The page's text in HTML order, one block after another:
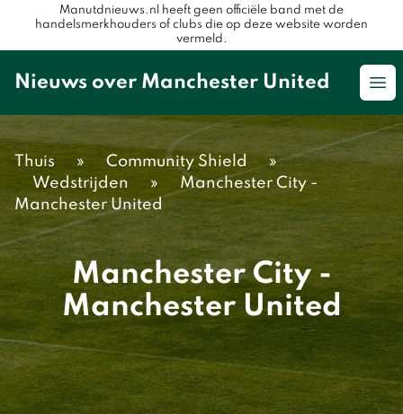
Manutdnieuws.nl heeft geen officiële band met de
handelsmerkhouders of clubs die op deze website worden
vermeld.
Nieuws over Manchester United
Thuis » Community Shield
»
Wedstrijden
»
Manchester City -
Manchester United
Manchester City -
Manchester United